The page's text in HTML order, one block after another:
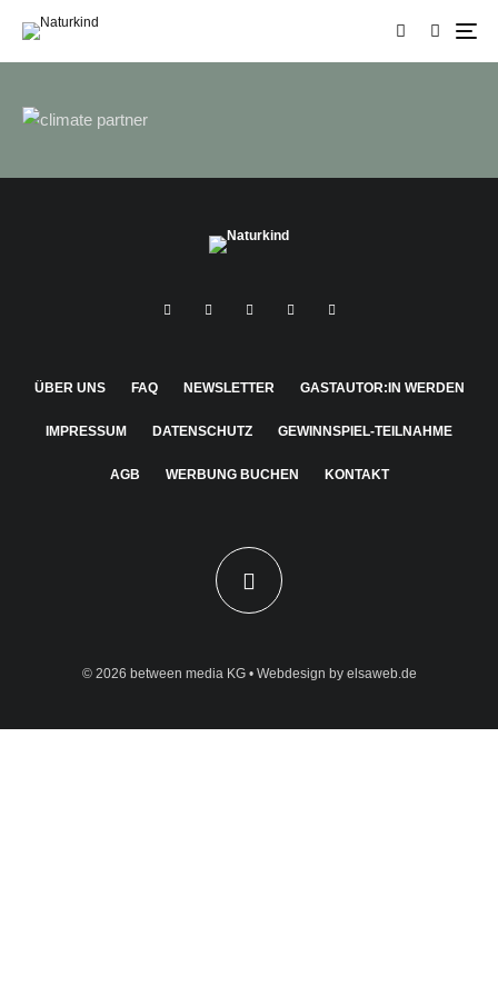
ÜBER UNS FAQ NEWSLETTER GASTAUTOR:IN WERDEN
IMPRESSUM DATENSCHUTZ GEWINNSPIEL-TEILNAHME
AGB WERBUNG BUCHEN KONTAKT
© 2026 between media KG• Webdesign by elsaweb.de